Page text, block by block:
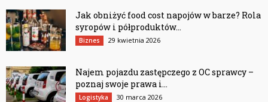
Jak obniżyć food cost napojów w barze? Rola
syropów i półproduktów...
Biznes 29 kwietnia 2026
Najem pojazdu zastępczego z OC sprawcy –
poznaj swoje prawa i...
Logistyka 30 marca 2026